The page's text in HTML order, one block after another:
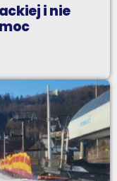
i nie